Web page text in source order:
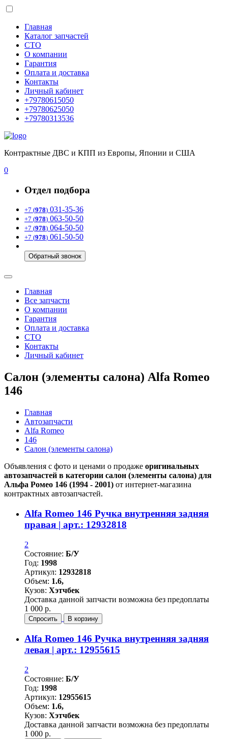
Главная
Каталог запчастей
СТО
О компании
Гарантия
Оплата и доставка
Контакты
Личный кабинет
+79780615050
+79780625050
+79780313536
Контрактные ДВС и КПП из Европы, Японии и США
0
Отдел подбора
+7 (978) 031-35-36
+7 (978) 063-50-50
+7 (978) 064-50-50
+7 (978) 061-50-50
Обратный звонок
Главная
Все запчасти
О компании
Гарантия
Оплата и доставка
СТО
Контакты
Личный кабинет
Салон (элементы салона) Alfa Romeo
146
Главная
Автозапчасти
Alfa Romeo
146
Салон (элементы салона)
Объявления с фото и ценами о продаже оригинальных
автозапчастей в категории салон (элементы салона) для
Альфа Ромео 146 (1994 - 2001) от интернет-магазина
контрактных автозапчастей.
Alfa Romeo 146 Ручка внутренняя задняя
правая | арт.: 12932818
2
Состояние: Б/У
Год: 1998
Артикул: 12932818
Объем: 1.6,
Кузов: Хэтчбек
Доставка данной запчасти возможна без предоплаты
1 000 р.
Спросить В корзину
Alfa Romeo 146 Ручка внутренняя задняя
левая | арт.: 12955615
2
Состояние: Б/У
Год: 1998
Артикул: 12955615
Объем: 1.6,
Кузов: Хэтчбек
Доставка данной запчасти возможна без предоплаты
1 000 р.